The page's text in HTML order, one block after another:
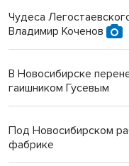
Чудеса
Владимир Коченов
В Новосибирске
гаишником Гусевым
Под Новосибирском
фабрике